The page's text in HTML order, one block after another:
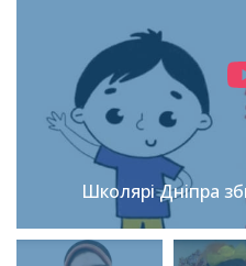
Школярі Дніпра